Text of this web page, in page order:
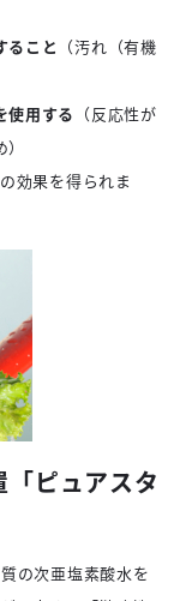
ること （汚れ（有機
使用する （反応性が
効果を得られま
ピュアスタ
の次亜塩素酸水を